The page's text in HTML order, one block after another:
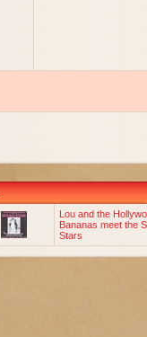
Lou and the
Bananas meet the
Stars